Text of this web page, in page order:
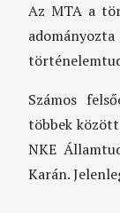
Az MTA a
Számos
többek között
NKE
Karán.